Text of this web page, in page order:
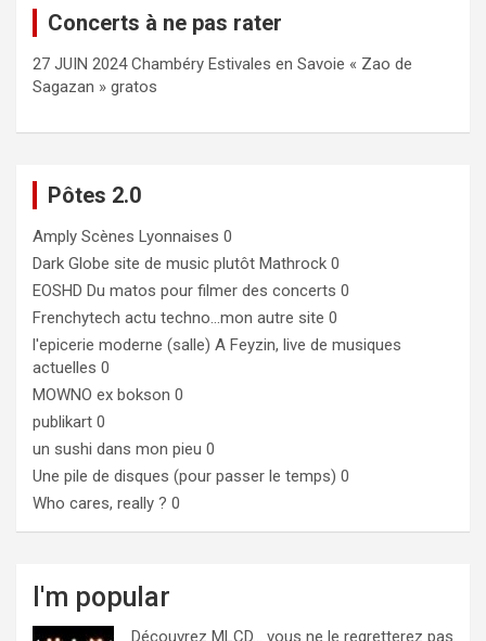
Concerts à ne pas rater
27 JUIN 2024 Chambéry Estivales en Savoie « Zao de
Sagazan » gratos
Pôtes 2.0
Amply Scènes Lyonnaises 0
Dark Globe site de music plutôt Mathrock 0
EOSHD Du matos pour filmer des concerts 0
Frenchytech actu techno…mon autre site 0
l'epicerie moderne (salle) A Feyzin, live de musiques
actuelles 0
MOWNO ex bokson 0
publikart 0
un sushi dans mon pieu 0
Une pile de disques (pour passer le temps) 0
Who cares, really ? 0
I'm popular
Découvrez MLCD… vous ne le regretterez pas